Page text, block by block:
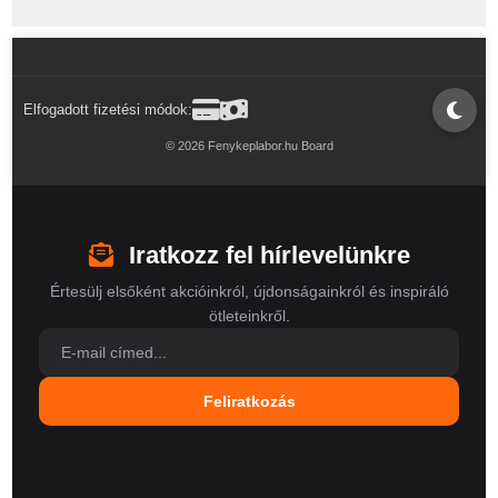
Elfogadott fizetési módok:
© 2026 Fenykeplabor.hu Board
Iratkozz fel hírlevelünkre
Értesülj elsőként akcióinkról, újdonságainkról és inspiráló
ötleteinkről.
Feliratkozás